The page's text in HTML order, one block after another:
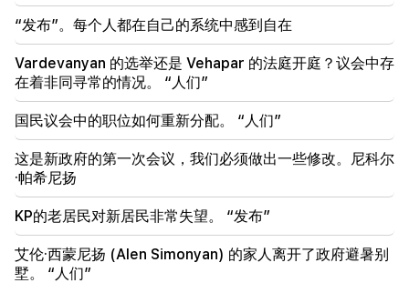
人权捍卫者认为中央委员会关于 Argam Abrahamyan
的报告不可受理
19:06
通缉作为启动刑事诉讼的一部分
18:44
卢比奥：美国拨款2.01亿美元用于TRIPP和中间走廊的
发展
18:34
我愿为推动两国关系发展作出努力。中国外交部长米尔
佐扬
“发布”。每个人都在自己的系统中感到自在
Vardevanyan 的选举还是 Vehapar 的法庭开庭？议会中存
在着非同寻常的情况。 “人们”
国民议会中的职位如何重新分配。 “人们”
这是新政府的第一次会议，我们必须做出一些修改。尼科尔
·帕希尼扬
KP的老居民对新居民非常失望。 “发布”
艾伦·西蒙尼扬 (Alen Simonyan) 的家人离开了政府避暑别
墅。 “人们”